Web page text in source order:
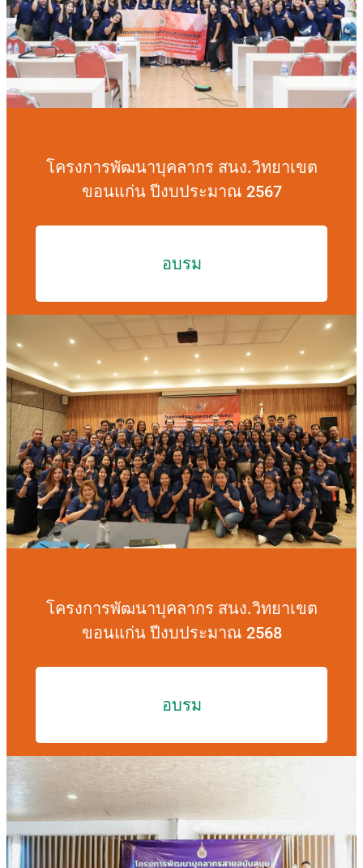
โครงการพัฒนาบุคลากร สนง.วิทยาเขต
ขอนแก่น ปีงบประมาณ 2567
อบรม
โครงการพัฒนาบุคลากร สนง.วิทยาเขต
ขอนแก่น ปีงบประมาณ 2568
อบรม